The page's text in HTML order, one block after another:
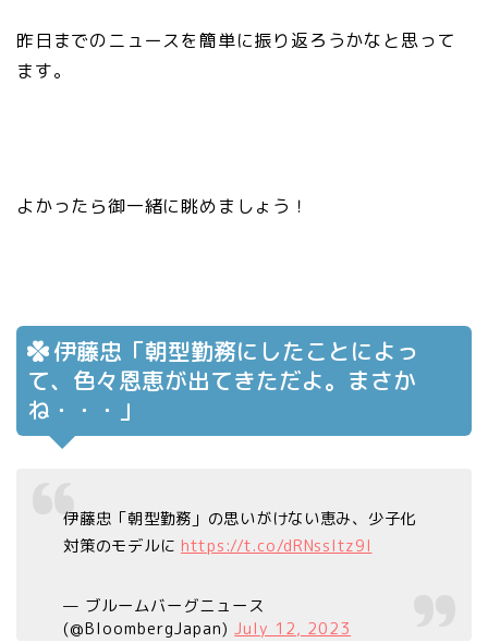
昨日までのニュースを簡単に振り返ろうかなと思って
ます。
よかったら御一緒に眺めましょう！
伊藤忠「朝型勤務にしたことによっ
て、色々恩恵が出てきただよ。まさか
ね・・・」
伊藤忠「朝型勤務」の思いがけない恵み、少子化
対策のモデルに https://t.co/dRNssItz9l
— ブルームバーグニュース
(@BloombergJapan)July 12, 2023